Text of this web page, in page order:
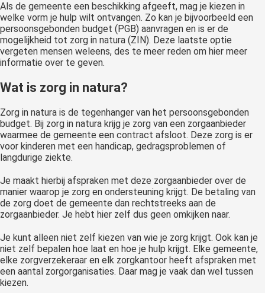
Als de gemeente een beschikking afgeeft, mag je kiezen in
welke vorm je hulp wilt ontvangen. Zo kan je bijvoorbeeld een
persoonsgebonden budget (PGB) aanvragen en is er de
mogelijkheid tot zorg in natura (ZIN). Deze laatste optie
vergeten mensen weleens, des te meer reden om hier meer
informatie over te geven.
Wat is zorg in natura?
Zorg in natura is de tegenhanger van het persoonsgebonden
budget. Bij zorg in natura krijg je zorg van een zorgaanbieder
waarmee de gemeente een contract afsloot. Deze zorg is er
voor kinderen met een handicap, gedragsproblemen of
langdurige ziekte.
Je maakt hierbij afspraken met deze zorgaanbieder over de
manier waarop je zorg en ondersteuning krijgt. De betaling van
de zorg doet de gemeente dan rechtstreeks aan de
zorgaanbieder. Je hebt hier zelf dus geen omkijken naar.
Je kunt alleen niet zelf kiezen van wie je zorg krijgt. Ook kan je
niet zelf bepalen hoe laat en hoe je hulp krijgt. Elke gemeente,
elke zorgverzekeraar en elk zorgkantoor heeft afspraken met
een aantal zorgorganisaties. Daar mag je vaak dan wel tussen
kiezen.